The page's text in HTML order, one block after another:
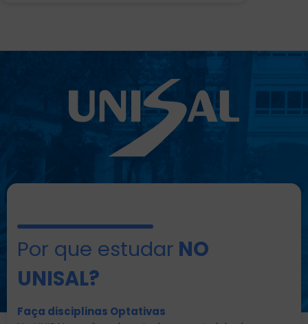
Por que estudar NO
UNISAL?
Faça disciplinas Optativas